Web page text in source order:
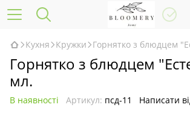
Кухня Кружки Горнятко з блюдцем
Горнятко з блюдцем
мл.
В наявності Артикул: псд-11 Написати